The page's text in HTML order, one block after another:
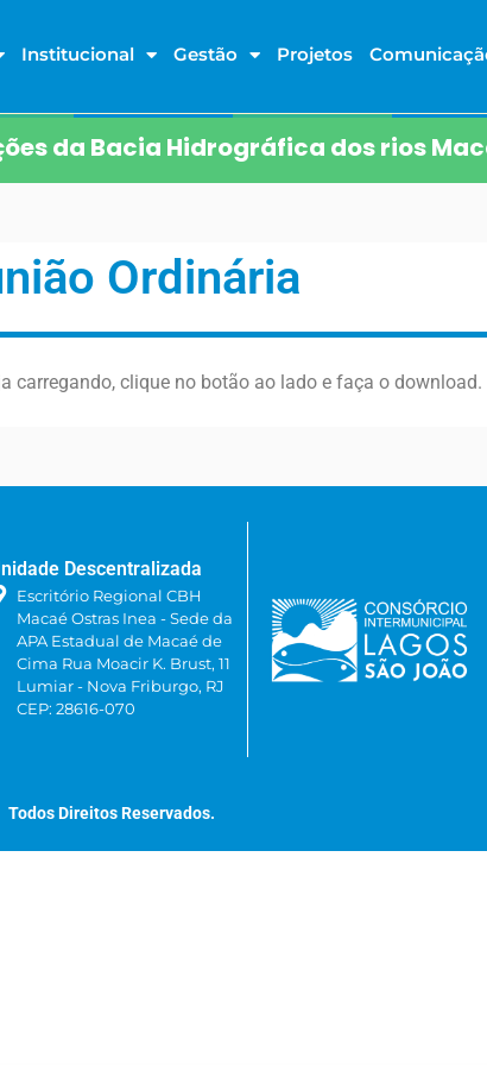
Institucional Gestão Projetos
da Bacia Hidrográfica dos rios
Ordinária
carregando, clique no botão ao lado e faça o download.
Descentralizada
Escritório Regional CBH
Macaé Ostras Inea - Sede da
APA Estadual de Macaé de
Cima Rua Moacir K. Brust, 11
Lumiar - Nova Friburgo, RJ
CEP: 28616-070
Todos Direitos Reservados.